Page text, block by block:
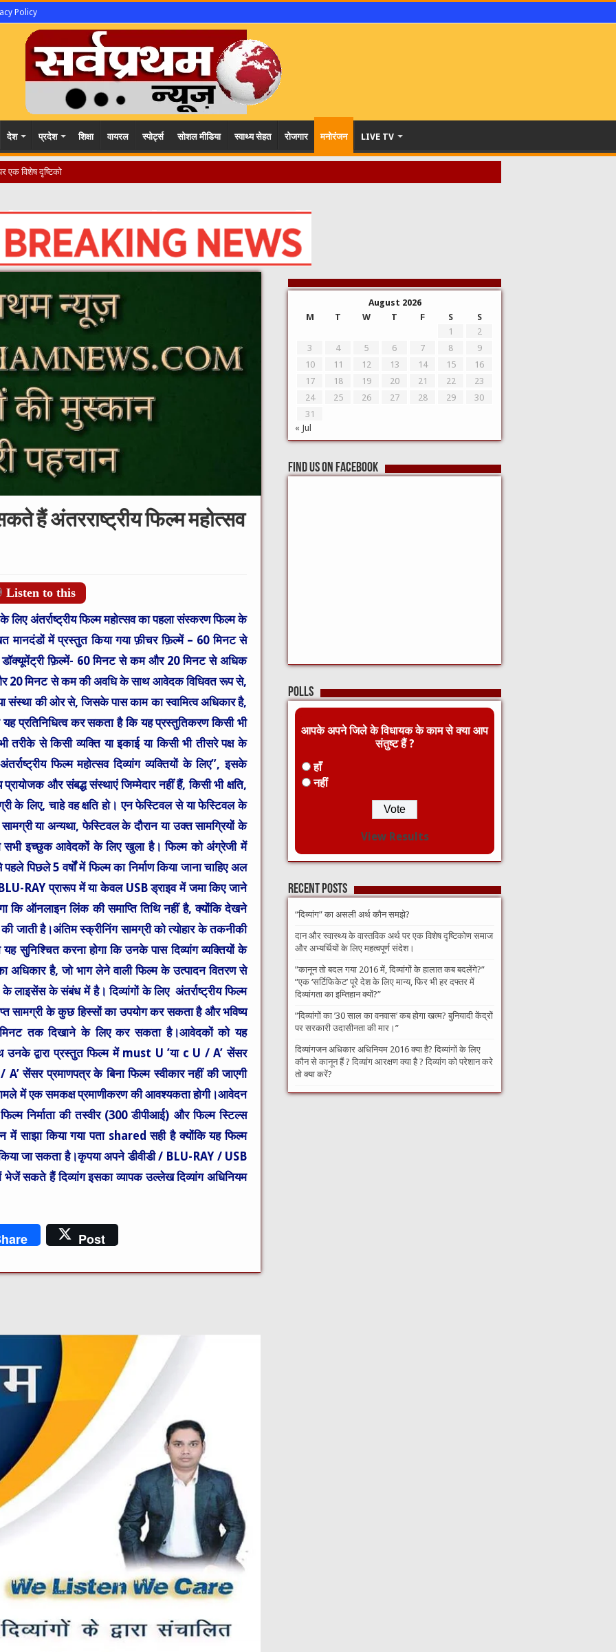
Policy
देश प्रदेश शिक्षा वायरल स्पोर्ट्स सोशल मीडिया स्वाथ्य सेहत रोजगार मनोरंजन LIVE TV
हैं अंतरराष्ट्रीय फिल्म महोत्सव
Listen to this
के लिए अंतर्राष्ट्रीय फिल्म महोत्सव का पहला संस्करण फिल्म के
मानदंडों में प्रस्तुत किया गया फ़ीचर फ़िल्में – 60 मिनट से
फ़िल्में- 60 मिनट से कम और 20 मिनट से अधिक
20 मिनट से कम की अवधि के साथ आवेदक विधिवत रूप से,
की ओर से, जिसके पास काम का स्वामित्व अधिकार है,
प्रतिनिधित्व कर सकता है कि यह प्रस्तुतिकरण किसी भी
से किसी व्यक्ति या इकाई या किसी भी तीसरे पक्ष के
फिल्म महोत्सव दिव्यांग व्यक्तियों के लिए”, इसके
और संबद्ध संस्थाएं जिम्मेदार नहीं हैं, किसी भी क्षति,
के लिए, चाहे वह क्षति हो। एन फेस्टिवल से या फेस्टिवल के
या अन्यथा, फेस्टिवल के दौरान या उक्त सामग्रियों के
सभी इच्छुक आवेदकों के लिए खुला है। फिल्म को अंग्रेजी में
पिछले 5 वर्षों में फिल्म का निर्माण किया जाना चाहिए अल
RAY प्रारूप में या केवल USB ड्राइव में जमा किए जाने
कि ऑनलाइन लिंक की समाप्ति तिथि नहीं है, क्योंकि देखने
जाती है।अंतिम स्क्रीनिंग सामग्री को त्योहार के तकनीकी
सुनिश्चित करना होगा कि उनके पास दिव्यांग व्यक्तियों के
अधिकार है, जो भाग लेने वाली फिल्म के उत्पादन वितरण से
के संबंध में है। दिव्यांगों के लिए अंतर्राष्ट्रीय फिल्म
सामग्री के कुछ हिस्सों का उपयोग कर सकता है और भविष्य
तक दिखाने के लिए कर सकता है।आवेदकों को यह
द्वारा प्रस्तुत फिल्म में must U ’या c U / A’ सेंसर
सेंसर प्रमाणपत्र के बिना फिल्म स्वीकार नहीं की जाएगी
मामले में एक समकक्ष प्रमाणीकरण की आवश्यकता होगी।आवेदन
निर्माता की तस्वीर (300 डीपीआई) और फिल्म स्टिल्स
साझा किया गया पता shared सही है क्योंकि यह फिल्म
किया जा सकता है।कृपया अपने डीवीडी / BLU-RAY / USB
भेजें सकते हैं दिव्यांग इसका व्यापक उल्लेख दिव्यांग अधिनियम
Post
August 2026
M
T W T F S
S
1
2
3
4 5 6 7 8
9
10
11 12 13 14 15
16
17
18 19 20 21 22
23
24
25 26 27 28 29
30
31
« Jul
Find us on Facebook
Polls
आपके अपने जिले के विधायक के काम से क्या आप
संतुष्ट हैं ?
हाँ
नहीं
View Results
Recent Posts
“दिव्यांग” का असली अर्थ कौन समझे?
दान और स्वास्थ्य के वास्तविक अर्थ पर एक विशेष दृष्टिकोण समाज
और अभ्यर्थियों के लिए महत्वपूर्ण संदेश।
​”कानून तो बदल गया 2016 में, दिव्यांगों के हालात कब बदलेंगे?”​
”एक ‘सर्टिफिकेट’ पूरे देश के लिए मान्य, फिर भी हर दफ्तर में
दिव्यांगता का इम्तिहान क्यों?”
​”दिव्यांगों का ’30 साल का वनवास’ कब होगा खत्म? बुनियादी केंद्रों
पर सरकारी उदासीनता की मार।”
दिव्यांगजन अधिकार अधिनियम 2016 क्या है? दिव्यांगों के लिए
कौन से कानून हैं ? दिव्यांग आरक्षण क्या है ? दिव्यांग को परेशान करे
तो क्या करें?